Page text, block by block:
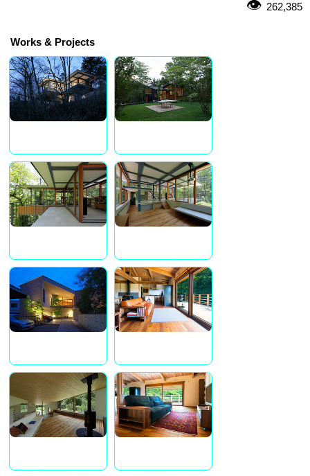
262,385
Works & Projects